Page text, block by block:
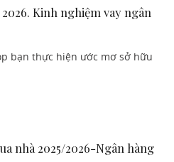
Kinh nghiệm vay ngân
bạn thực hiện ước mơ sở hữu
nhà 2025/2026-Ngân hàng